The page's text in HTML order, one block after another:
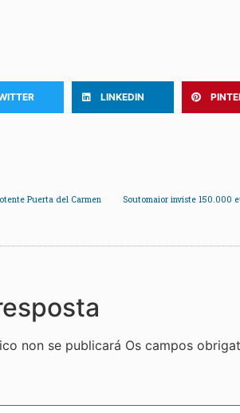
LINKEDIN
Puerta del Carmen
non se publicará Os campos